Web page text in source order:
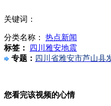
上海国际车展豪车云集
西双版纳泼水节25人因猥
关键词：
分类名称： 热点新闻
标签：
四川雅安地震
专题： 四川省雅安市芦山县
您看完该视频的心情